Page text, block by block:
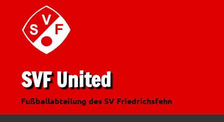
SVF United
Fußballabteilung des SV Friedrichsfehn